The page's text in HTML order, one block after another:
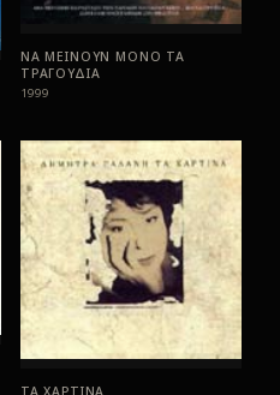
ΝΑ ΜΕΙΝΟΥΝ ΜΟΝΟ ΤΑ
ΤΡΑΓΟΥΔΙΑ
1999
ΤΑ ΧΑΡΤΙΝΑ